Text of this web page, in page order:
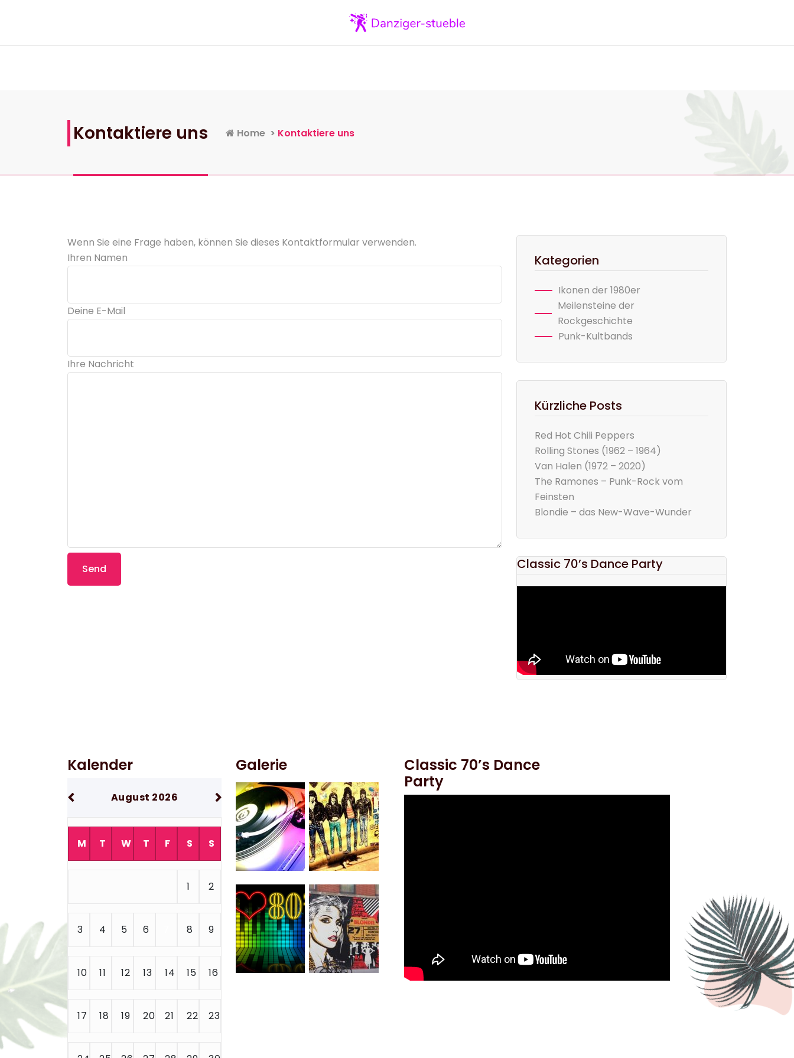
Kontaktiere uns Home > Kontaktiere uns
Wenn Sie eine Frage haben, können Sie dieses Kontaktformular verwenden.
Ihren Namen
Deine E-Mail
Ihre Nachricht
Kategorien
Ikonen der 1980er
Meilensteine der
Rockgeschichte
Punk-Kultbands
Kürzliche Posts
Red Hot Chili Peppers
Rolling Stones (1962 – 1964)
Van Halen (1972 – 2020)
The Ramones – Punk-Rock vom
Feinsten
Blondie – das New-Wave-Wunder
Classic 70’s Dance Party
Kalender
August 2026
M T W T F S S
1 2
3 4 5 6 8 9
10 11 12 13 14 15 16
17 18 19 20 21 22 23
Galerie
Classic 70’s Dance
Party